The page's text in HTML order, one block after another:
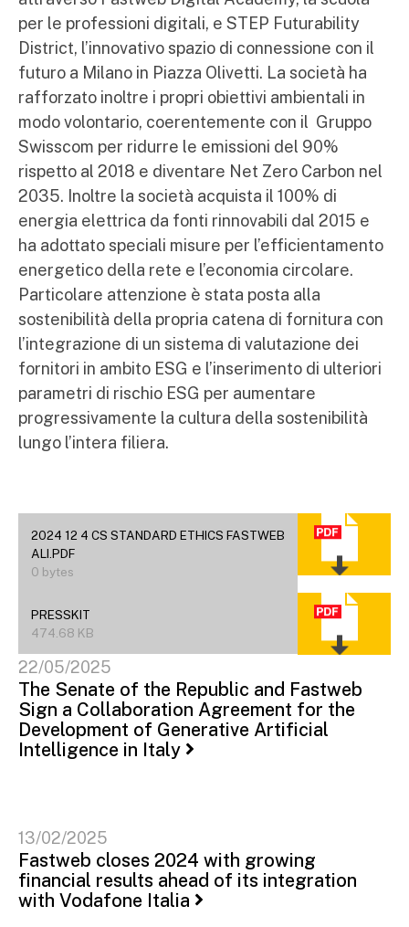
per le professioni digitali, e STEP Futurability
District, l’innovativo spazio di connessione con il
futuro a Milano in Piazza Olivetti. La società ha
rafforzato inoltre i propri obiettivi ambientali in
modo volontario, coerentemente con il Gruppo
Swisscom per ridurre le emissioni del 90%
rispetto al 2018 e diventare Net Zero Carbon nel
2035. Inoltre la società acquista il 100% di
energia elettrica da fonti rinnovabili dal 2015 e
ha adottato speciali misure per l’efficientamento
energetico della rete e l’economia circolare.
Particolare attenzione è stata posta alla
sostenibilità della propria catena di fornitura con
l’integrazione di un sistema di valutazione dei
fornitori in ambito ESG e l’inserimento di ulteriori
parametri di rischio ESG per aumentare
progressivamente la cultura della sostenibilità
lungo l’intera filiera.
2024 12 4 CS STANDARD ETHICS FASTWEB
ALI.PDF
0 bytes
PRESSKIT
474.68 KB
22/05/2025
The Senate of the Republic and Fastweb
Sign a Collaboration Agreement for the
Development of Generative Artificial
Intelligence in Italy
13/02/2025
Fastweb closes 2024 with growing
financial results ahead of its integration
with Vodafone Italia